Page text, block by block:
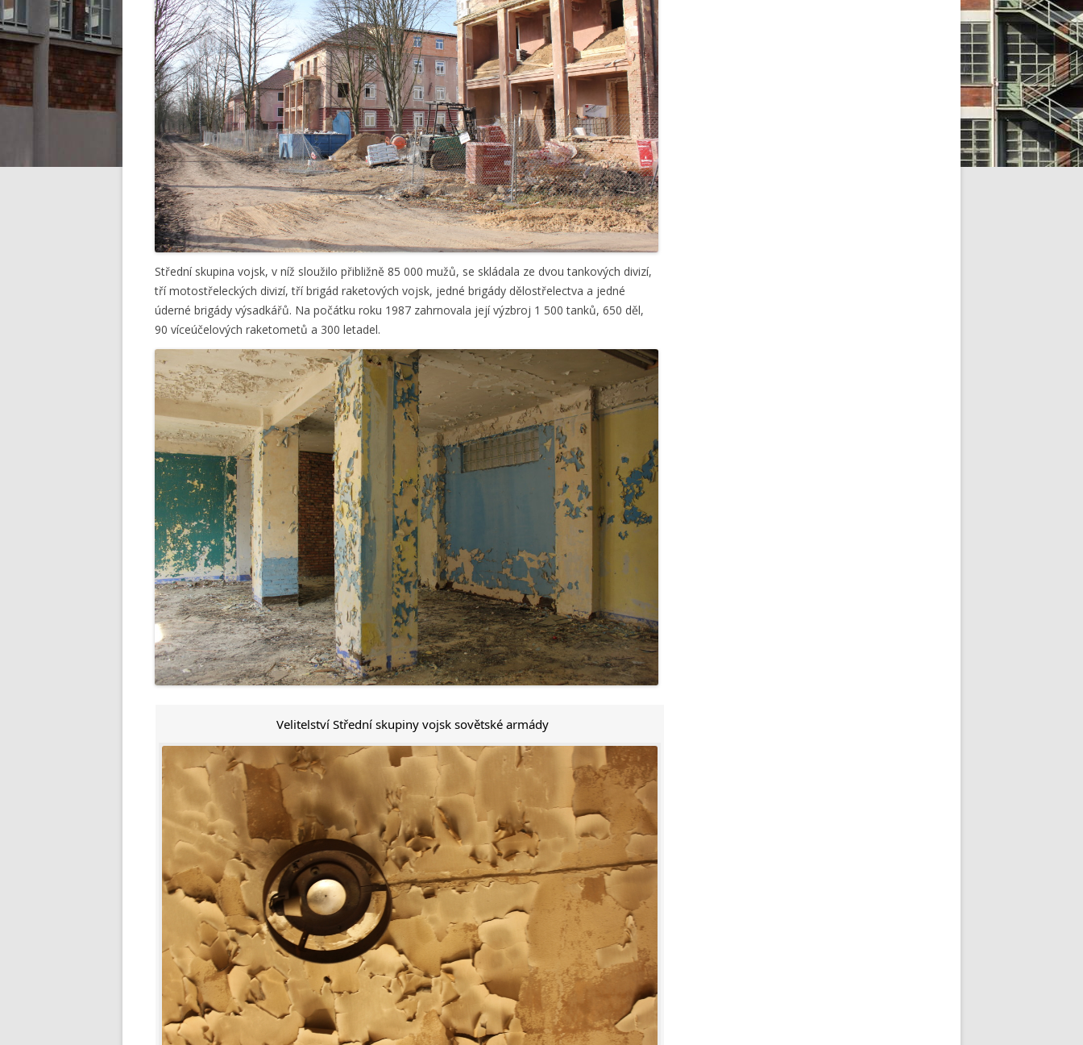
Střední skupina vojsk, v níž sloužilo přibližně 85 000 mužů, se skládala ze dvou tankových divizí,
tří motostřeleckých divizí, tří brigád raketových vojsk, jedné brigády dělostřelectva a jedné
úderné brigády výsadkářů. Na počátku roku 1987 zahrnovala její výzbroj 1 500 tanků, 650 děl,
90 víceúčelových raketometů a 300 letadel.
Velitelství Střední skupiny vojsk sovětské armády